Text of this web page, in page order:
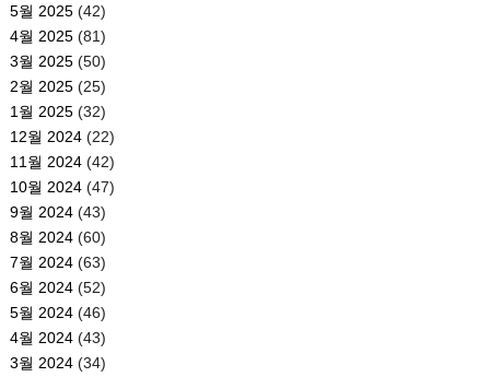
5월 2025(42)
4월 2025(81)
3월 2025(50)
2월 2025(25)
1월 2025(32)
12월 2024(22)
11월 2024(42)
10월 2024(47)
9월 2024(43)
8월 2024(60)
7월 2024(63)
6월 2024(52)
5월 2024(46)
4월 2024(43)
3월 2024(34)